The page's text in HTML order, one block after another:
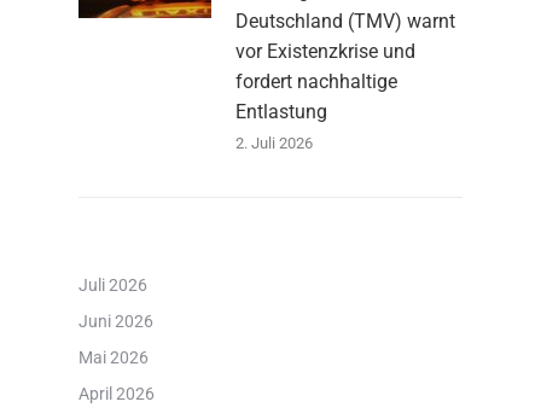
Deutschland (TMV) warnt
vor Existenzkrise und
fordert nachhaltige
Entlastung
2. Juli 2026
Juli 2026
Juni 2026
Mai 2026
April 2026